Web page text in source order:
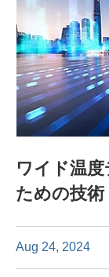
ワイド温
ための技術
Aug 24, 2024